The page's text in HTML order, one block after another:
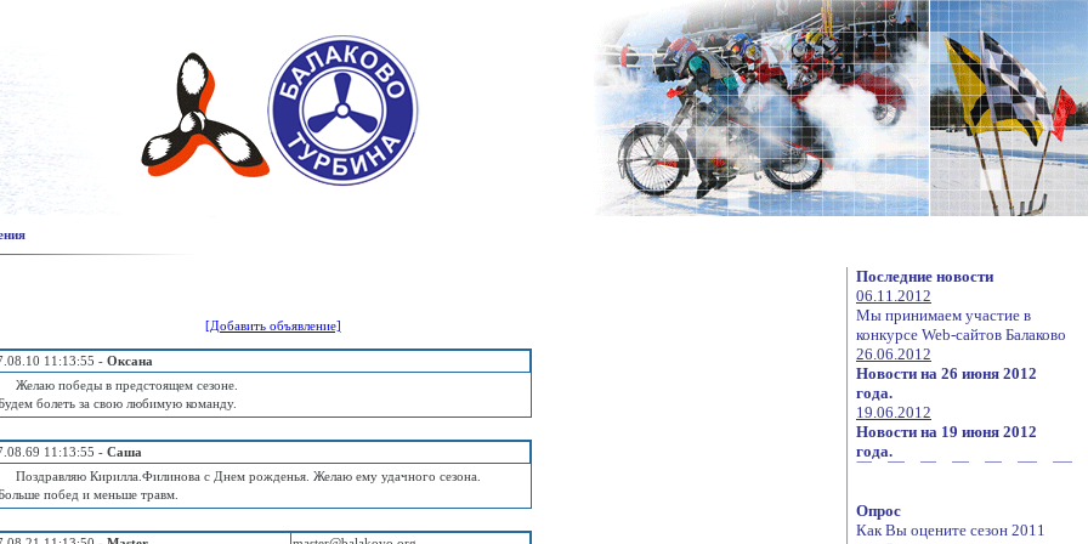
[Добавить объявление]
11:13:55 - Оксана
Желаю победы в предстоящем сезоне.
болеть за свою любимую команду.
11:13:55 - Саша
Поздравляю Кирилла.Филинова с Днем рожденья. Желаю ему удачного сезона.
побед и меньше травм.
Последние новости
06.11.2012
Мы принимаем участие в
конкурсе Web-сайтов Балаково
26.06.2012
Новости на 26 июня 2012
года.
19.06.2012
Новости на 19 июня 2012
года.
Опрос
Как Вы оцените сезон 2011